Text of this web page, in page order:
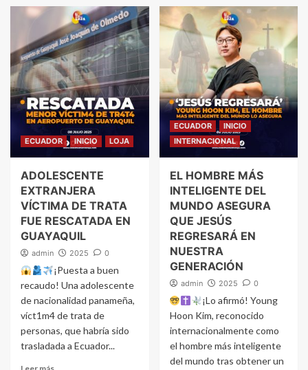
ECUADOR INICIO LOJA
ADOLESCENTE
EXTRANJERA
VÍCTIMA DE TRATA
FUE RESCATADA EN
GUAYAQUIL
admin 2025 0
¡Puesta a buen
recaudo! Una adolescente
de nacionalidad panameña,
víct1m4 de trata de
personas, que habría sido
trasladada a Ecuador...
ECUADOR
INICIO
INTERNACIONAL
EL HOMBRE MÁS
INTELIGENTE DEL
MUNDO ASEGURA
QUE JESÚS
REGRESARÁ EN
NUESTRA
GENERACIÓN
admin 2025 0
¡Lo afirmó! Young
Hoon Kim, reconocido
internacionalmente como
el hombre más inteligente
del mundo tras obtener un